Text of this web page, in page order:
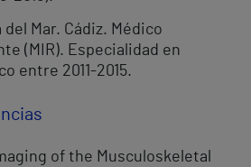
Mar. Cádiz. Médico
(MIR). Especialidad en
entre 2011-2015.
of the Musculoskeletal